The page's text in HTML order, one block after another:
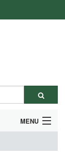
MENU